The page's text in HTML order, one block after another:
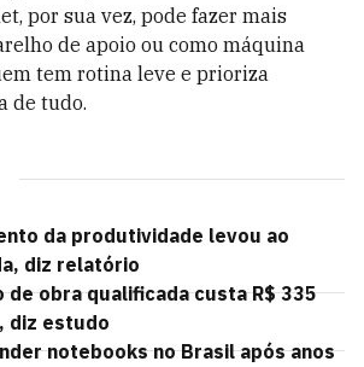
por sua vez, pode fazer mais
de apoio ou como máquina
tem rotina leve e prioriza
de tudo.
da produtividade levou ao
diz relatório
de obra qualificada custa R$ 335
diz estudo
notebooks no Brasil após anos